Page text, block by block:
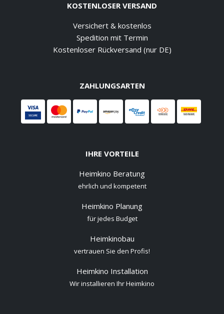
KOSTENLOSER VERSAND
Versichert & kostenlos
Spedition mit Termin
Kostenloser Rückversand (nur DE)
ZAHLUNGSARTEN
IHRE VORTEILE
Heimkino Beratung
ehrlich und kompetent
Heimkino Planung
für jedes Budget
Heimkinobau
vertrauen Sie den Profis!
Heimkino Installation
Wir installieren Ihr Heimkino